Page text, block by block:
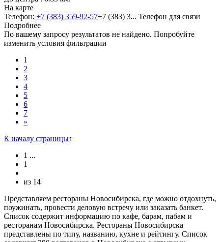
На карте
Телефон: +7 (383) 359-92-57+7 (383) 3... Телефон для связи
Подробнее
По вашему запросу результатов не найдено. Попробуйте
изменить условия фильтрации
1
2
3
4
5
6
7
»
К началу страницы↑
1 ...
1
из 14
Представляем рестораны Новосибирска, где можно отдохнуть,
поужинать, провести деловую встречу или заказать банкет.
Список содержит информацию по кафе, барам, пабам и
ресторанам Новосибирска. Рестораны Новосибирска
представлены по типу, названию, кухне и рейтингу. Cписок